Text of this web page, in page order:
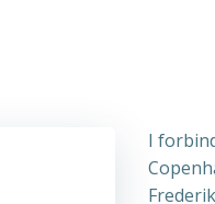
I